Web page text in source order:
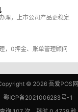
理，上市公司产品更稳定
，0押金、账单管理顾问
© 2026吾爱POS网
鄂ICP备2021006283号-1